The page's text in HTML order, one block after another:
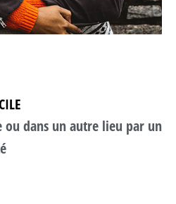
ou dans un autre lieu par un